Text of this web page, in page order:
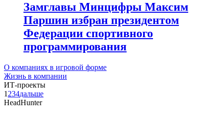
Замглавы Минцифры Максим
Паршин избран президентом
Федерации спортивного
программирования
О компаниях в игровой форме
Жизнь в компании
ИТ-проекты
1 234дальше
HeadHunter